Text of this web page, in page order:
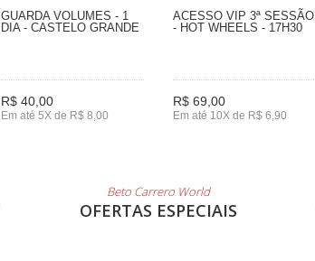
GUARDA VOLUMES - 1
DIA - CASTELO GRANDE
R$ 40,00
Em até 5X de R$ 8,00
ACESSO VIP 3ª SESSÃO
- HOT WHEELS - 17H30
R$ 69,00
Em até 10X de R$ 6,90
Beto Carrero World
OFERTAS ESPECIAIS